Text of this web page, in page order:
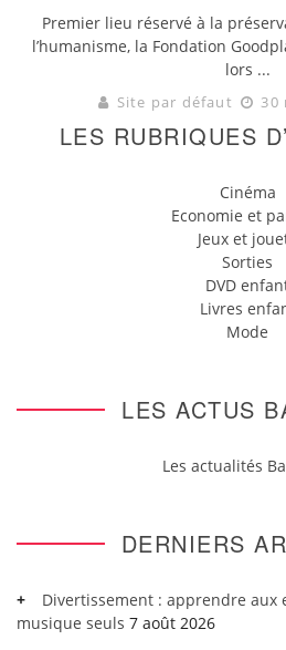
Premier lieu réservé à la
l’humanisme, la Fondation
lors ...
Site par défaut 30
LES RUBRIQUES
Cinéma
Economie et
Jeux et
Sorties
DVD
Livres
Mode
LES ACTUS
Les actualités
DERNIERS
Divertissement : apprendre aux
musique seuls 7 août 2026